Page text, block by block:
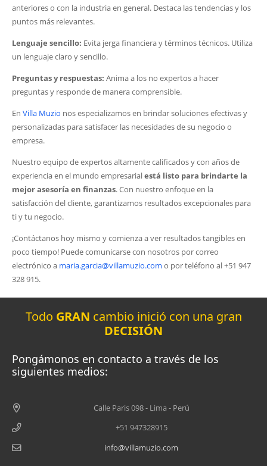
anteriores o con la industria en general. Destaca las tendencias y los
puntos más relevantes.
Lenguaje sencillo: Evita jerga financiera y términos técnicos. Utiliza
un lenguaje claro y sencillo.
Preguntas y respuestas: Anima a los no expertos a hacer
preguntas y responde de manera comprensible.
En Villa Muzio nos especializamos en brindar soluciones efectivas y
personalizadas para satisfacer las necesidades de su negocio o
empresa.
Nuestro equipo de expertos altamente calificados y con años de
experiencia en el mundo empresarialestá listo para brindarte la
mejor asesoría en finanzas. Con nuestro enfoque en la
satisfacción del cliente, garantizamos resultados excepcionales para
ti y tu negocio.
¡Contáctanos hoy mismo y comienza a ver resultados tangibles en
poco tiempo! Puede comunicarse con nosotros por correo
electrónico a maria.garcia@villamuzio.com o por teléfono al +51 947
328 915.
Todo GRAN cambio inició con una gran
DECISIÓN
Pongámonos en contacto a través de los
siguientes medios:
Calle Paris 098 - Lima - Perú
+51 947328915
info@villamuzio.com